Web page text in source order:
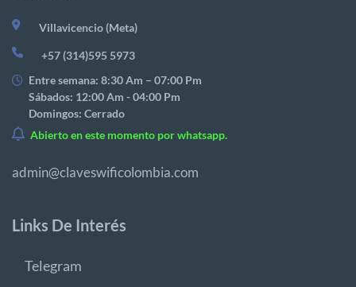
Villavicencio (Meta)
+57 (314)595 5973
Entre semana: 8:30 Am – 07:00 Pm
Sábados: 12:00 Am - 04:00 Pm
Domingos: Cerrado
Abierto en este momento por whatsapp.
admin@claveswificolombia.com
Links De Interés
Telegram